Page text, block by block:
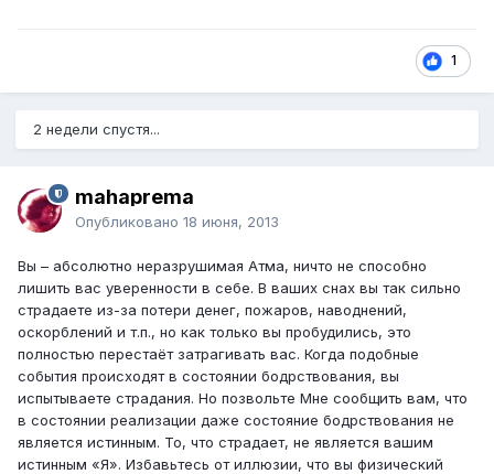
1
2 недели спустя...
mahaprema
Опубликовано 18 июня, 2013
Вы – абсолютно неразрушимая Атма, ничто не способно
лишить вас уверенности в себе. В ваших снах вы так сильно
страдаете из-за потери денег, пожаров, наводнений,
оскорблений и т.п., но как только вы пробудились, это
полностью перестаёт затрагивать вас. Когда подобные
события происходят в состоянии бодрствования, вы
испытываете страдания. Но позвольте Мне сообщить вам, что
в состоянии реализации даже состояние бодрствования не
является истинным. То, что страдает, не является вашим
истинным «Я». Избавьтесь от иллюзии, что вы физический